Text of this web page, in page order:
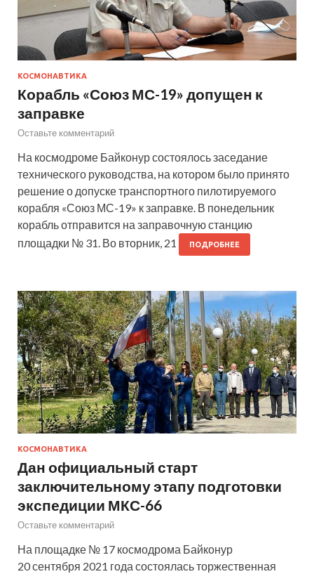
КОСМОНАВТИКА
Корабль «Союз МС-19» допущен к
заправке
Оставьте комментарий
На космодроме Байконур состоялось заседание
технического руководства, на котором было принято
решение о допуске транспортного пилотируемого
корабля «Союз МС-19» к заправке. В понедельник
корабль отправится на заправочную станцию
площадки № 31. Во вторник, 21
ПОДРОБНЕЕ
КОСМОНАВТИКА
Дан официальный старт
заключительному этапу подготовки
экспедиции МКС-66
Оставьте комментарий
На площадке № 17 космодрома Байконур
20 сентября 2021 года состоялась торжественная